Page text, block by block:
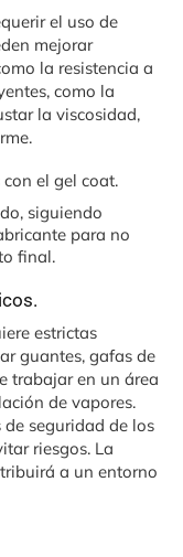
el uso de
mejorar
la resistencia a
como la
la viscosidad,
el gel coat.
siguiendo
para no
final.
estrictas
guantes, gafas de
trabajar en un área
de vapores.
de seguridad de los
riesgos. La
a un entorno